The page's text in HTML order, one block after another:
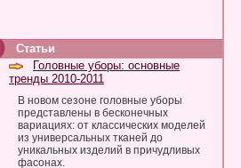
Статьи
Головные уборы: основные
тренды 2010-2011
В новом сезоне головные уборы
представлены в бесконечных
вариациях: от классических моделей
из универсальных тканей до
уникальных изделий в причудливых
фасонах.